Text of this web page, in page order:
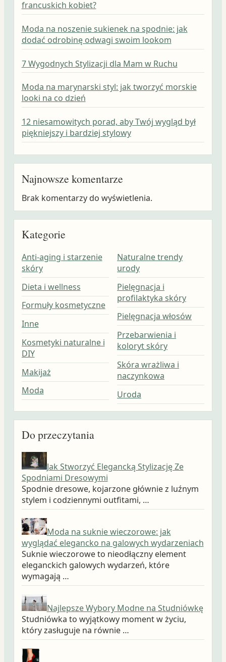
francuskich kobiet?
Moda na noszenie sukienek na spodnie: jak
dodać odrobinę odwagi swoim lookom
7 Wygodnych Stylizacji dla Mam w Ruchu
Moda na marynarski styl: jak tworzyć morskie
looki na co dzień
12 niesamowitych porad, aby Twój wygląd był
piękniejszy i bardziej stylowy
Najnowsze komentarze
Brak komentarzy do wyświetlenia.
Kategorie
Anti-aging i starzenie
skóry
Dieta i wellness
Formuły kosmetyczne
Inne
Kosmetyki naturalne i
DIY
Makijaż
Moda
Naturalne trendy
urody
Pielęgnacja i
profilaktyka skóry
Pielęgnacja włosów
Przebarwienia i
koloryt skóry
Skóra wrażliwa i
naczynkowa
Uroda
Do przeczytania
Jak Stworzyć Elegancką Stylizację Ze
Spodniami Dresowymi
Spodnie dresowe, kojarzone głównie z luźnym
stylem i codziennymi outfitami, …
Moda na suknie wieczorowe: jak
wyglądać elegancko na galowych wydarzeniach
Suknie wieczorowe to nieodłączny element
eleganckich galowych wydarzeń, które
wymagają …
Najlepsze Wybory Modne na Studniówkę
Studniówka to wyjątkowy moment w życiu,
który zasługuje na równie …